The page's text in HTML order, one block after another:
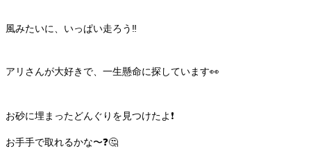
風みたいに、いっぱい走ろう‼️
アリさんが大好きで、一生懸命に探しています👀
お砂に埋まったどんぐりを見つけたよ❗️
お手手で取れるかな〜❓🤔